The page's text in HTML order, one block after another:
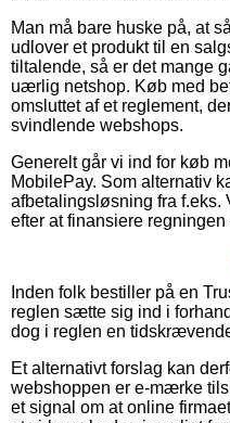
Man må bare huske på, at
udlover et produkt til en
tiltalende, så er det mange
uærlig netshop. Køb med
omsluttet af et reglement,
svindlende webshops.
Generelt går vi ind for køb
MobilePay. Som alternativ
afbetalingsløsning fra
efter at finansiere
Inden folk bestiller på en
reglen sætte sig ind i
dog i reglen en
Et alternativt forslag kan
webshoppen er e-mærke
et signal om at online